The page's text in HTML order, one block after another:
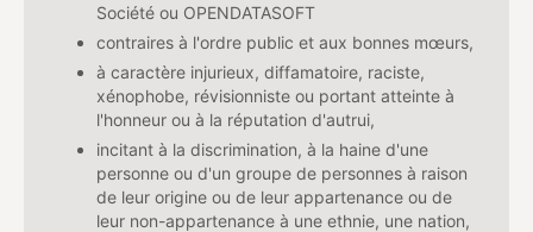
Société ou OPENDATASOFT
contraires à l'ordre public et aux bonnes mœurs,
à caractère injurieux, diffamatoire, raciste,
xénophobe, révisionniste ou portant atteinte à
l'honneur ou à la réputation d'autrui,
incitant à la discrimination, à la haine d'une
personne ou d'un groupe de personnes à raison
de leur origine ou de leur appartenance ou de
leur non-appartenance à une ethnie, une nation,